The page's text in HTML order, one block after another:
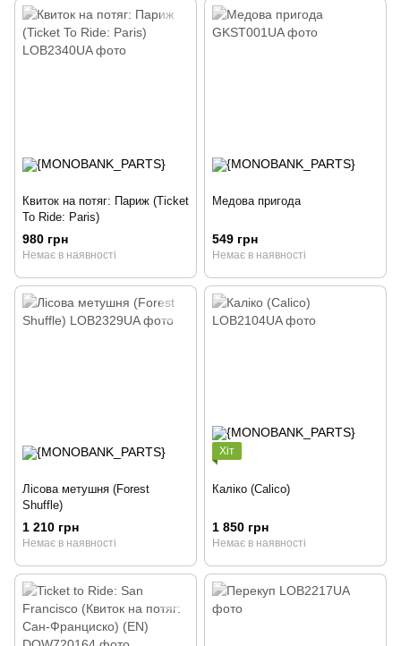
Квиток на потяг: Париж (Ticket
To Ride: Paris)
980 грн
Немає в наявності
Медова пригода
549 грн
Немає в наявності
Лісова метушня (Forest
Shuffle)
1 210 грн
Немає в наявності
Хіт
Каліко (Calico)
1 850 грн
Немає в наявності